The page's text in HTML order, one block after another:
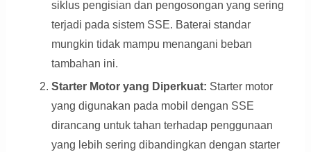
siklus pengisian dan pengosongan yang sering
terjadi pada sistem SSE. Baterai standar
mungkin tidak mampu menangani beban
tambahan ini.
Starter Motor yang Diperkuat: Starter motor
yang digunakan pada mobil dengan SSE
dirancang untuk tahan terhadap penggunaan
yang lebih sering dibandingkan dengan starter